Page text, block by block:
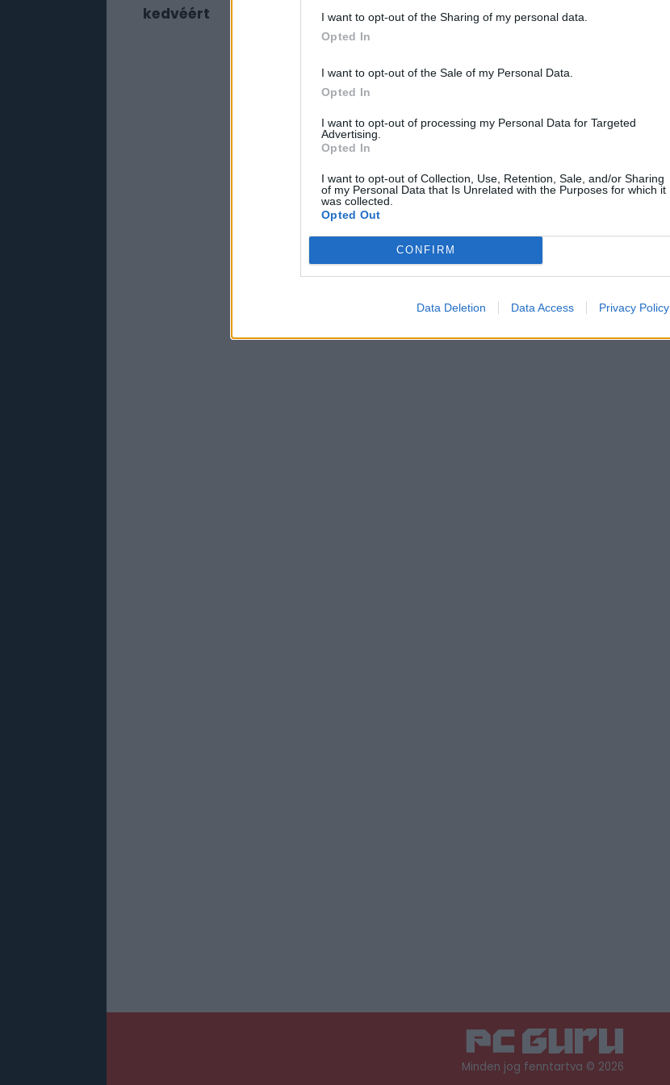
I want to opt-out of the Sharing of my personal data.
Opted In
I want to opt-out of the Sale of my Personal Data.
Opted In
I want to opt-out of processing my Personal Data for Targeted
Advertising.
Opted In
I want to opt-out of Collection, Use, Retention, Sale, and/or Sharing
of my Personal Data that Is Unrelated with the Purposes for which it
was collected.
Opted Out
CONFIRM
Data Deletion Data Access Privacy Policy
kedvéért
Minden jog fenntartva © 2026